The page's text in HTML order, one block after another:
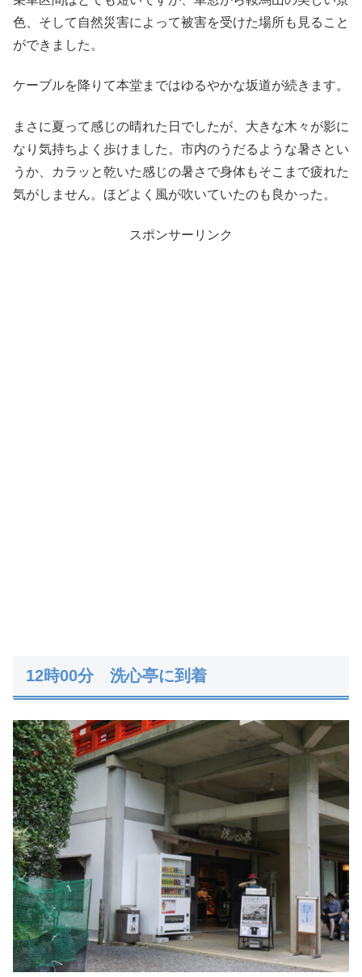
色、そして自然災害によって被害を受けた場所も見ること
ができました。
ケーブルを降りて本堂まではゆるやかな坂道が続きます。
まさに夏って感じの晴れた日でしたが、大きな木々が影に
なり気持ちよく歩けました。市内のうだるような暑さとい
うか、カラッと乾いた感じの暑さで身体もそこまで疲れた
気がしません。ほどよく風が吹いていたのも良かった。
スポンサーリンク
12時00分 洗心亭に到着